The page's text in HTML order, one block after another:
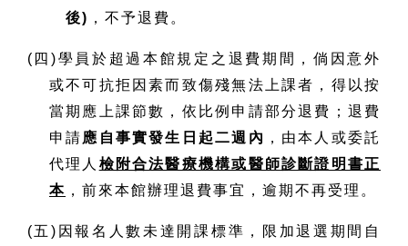
後) ，不予退費。
(四)學員於超過本館規定之退費期間，倘因意外
或不可抗拒因素而致傷殘無法上課者，得以按
當期應上課節數，依比例申請部分退費；退費
申請 應自事實發生日起二週內 ，由本人或委託
代理人 檢附合法醫療機構或醫師診斷證明書正
本 ，前來本館辦理退費事宜，逾期不再受理。
(五)因報名人數未達開課標準，限加退選期間自